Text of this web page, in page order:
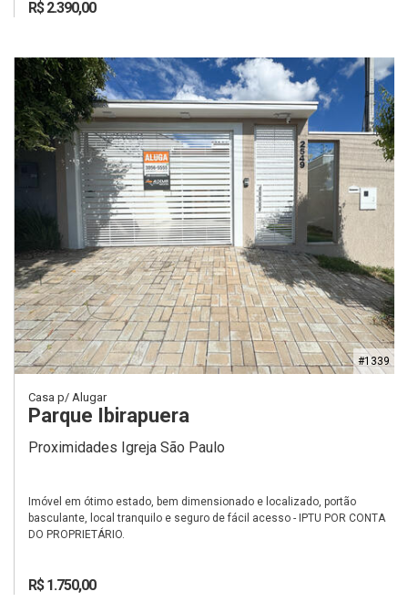
R$ 2.390,00
#1339
Casa p/ Alugar
Parque Ibirapuera
Proximidades Igreja São Paulo
Imóvel em ótimo estado, bem dimensionado e localizado, portão
basculante, local tranquilo e seguro de fácil acesso - IPTU POR CONTA
DO PROPRIETÁRIO.
R$ 1.750,00